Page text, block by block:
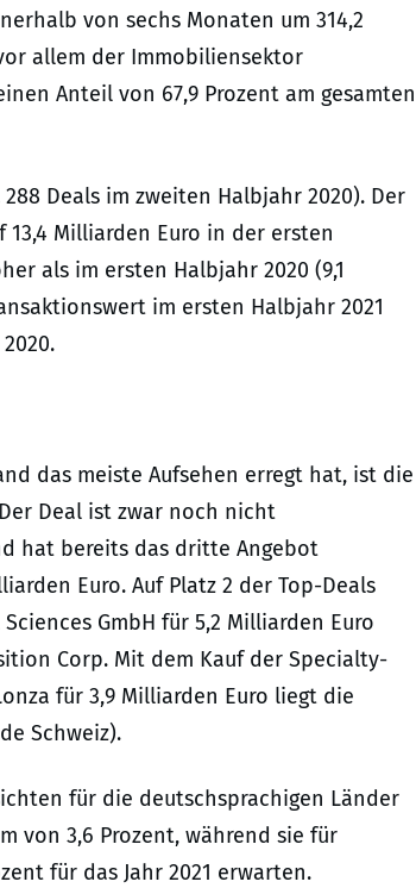
von sechs Monaten um 314,2
allem der Immobiliensektor
Anteil von 67,9 Prozent am gesamten
Deals im zweiten Halbjahr 2020). Der
Milliarden Euro in der ersten
als im ersten Halbjahr 2020 (9,1
im ersten Halbjahr 2021
das meiste Aufsehen erregt hat, ist die
Deal ist zwar noch nicht
hat bereits das dritte Angebot
Euro. Auf Platz 2 der Top-Deals
GmbH für 5,2 Milliarden Euro
Corp. Mit dem Kauf der Specialty-
für 3,9 Milliarden Euro liegt die
Schweiz).
für die deutschsprachigen Länder
von 3,6 Prozent, während sie für
für das Jahr 2021 erwarten.